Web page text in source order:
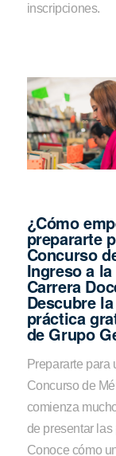
inscripciones.
¿Cómo
prepararte
Concurso
Ingreso a la
Carrera
Descubre
práctica
de Grupo
Prepararte para
Concurso de
comienza
de presentar las
Conoce cómo